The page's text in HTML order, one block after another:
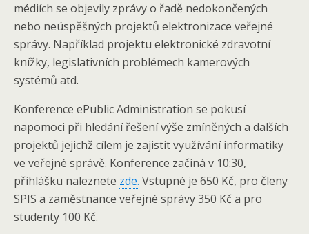
médiích se objevily zprávy o řadě nedokončených
nebo neúspěšných projektů elektronizace veřejné
správy. Například projektu elektronické zdravotní
knížky, legislativních problémech kamerových
systémů atd.
Konference ePublic Administration se pokusí
napomoci při hledání řešení výše zmíněných a dalších
projektů jejichž cílem je zajistit využívání informatiky
ve veřejné správě. Konference začíná v 10:30,
přihlášku naleznete zde. Vstupné je 650 Kč, pro členy
SPIS a zaměstnance veřejné správy 350 Kč a pro
studenty 100 Kč.